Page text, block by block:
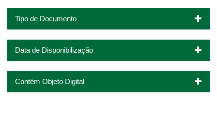
Tipo de Documento
Data de Disponibilização
Contém Objeto Digital